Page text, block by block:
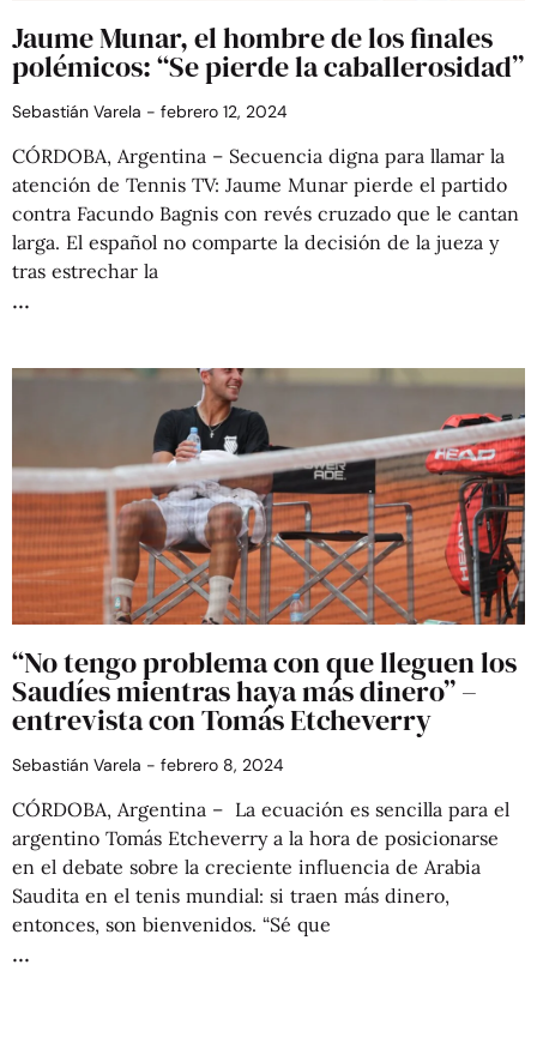
Jaume Munar, el hombre de los finales
polémicos: “Se pierde la caballerosidad”
Sebastián Varela febrero 12, 2024
CÓRDOBA, Argentina – Secuencia digna para llamar la
atención de Tennis TV: Jaume Munar pierde el partido
contra Facundo Bagnis con revés cruzado que le cantan
larga. El español no comparte la decisión de la jueza y
tras estrechar la
“No tengo problema con que lleguen los
Saudíes mientras haya más dinero” –
entrevista con Tomás Etcheverry
Sebastián Varela febrero 8, 2024
CÓRDOBA, Argentina – La ecuación es sencilla para el
argentino Tomás Etcheverry a la hora de posicionarse
en el debate sobre la creciente influencia de Arabia
Saudita en el tenis mundial: si traen más dinero,
entonces, son bienvenidos. “Sé que